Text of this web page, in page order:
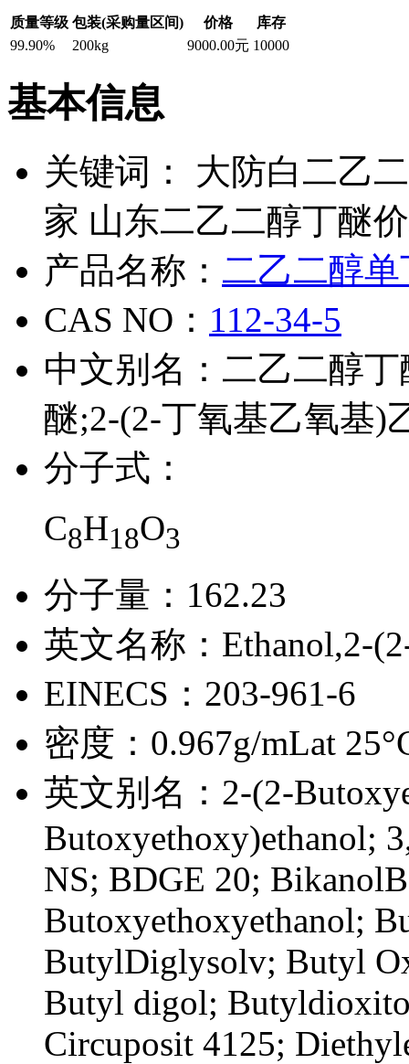
质量等级 包装(采购量区间) 价格
库存
99.90%
200kg 9000.00元 10000
基本信息
关键词：
大防白二乙
家 山东二乙二醇丁醚
产品名称： 二乙二醇单
CAS NO： 112-34-5
中文别名： 二乙二醇
醚;2-(2-丁氧基乙氧基)
分子式：
C8H18O3
分子量： 162.23
英文名称： Ethanol,2-
EINECS： 203-961-6
密度： 0.967g/mLat
英文别名： 2-(2-
Butoxyethoxy)ethanol;
NS; BDGE 20;
Butoxyethoxyethanol;
ButylDiglysolv; Butyl
Butyl digol;
Circuposit 4125;